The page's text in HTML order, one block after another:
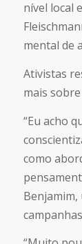
nível local
mental de
Ativistas
mais
“Eu acho
como